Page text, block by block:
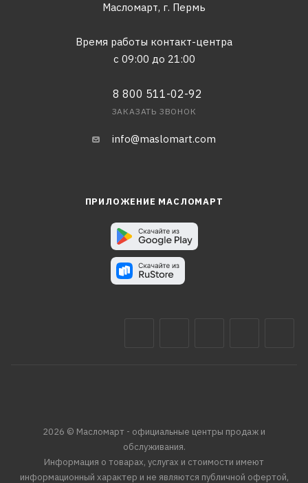
Масломарт, г. Пермь
Время работы контакт-центра
с 09:00 до 21:00
8 800 511-02-92
ЗАКАЗАТЬ ЗВОНОК
info@maslomart.com
ПРИЛОЖЕНИЕ МАСЛОМАРТ
2026 © Масломарт - официальные центры продаж и
обслуживания.
Информация о товарах, услугах и стоимости имеют
информационный характер и не являются публичной офертой,